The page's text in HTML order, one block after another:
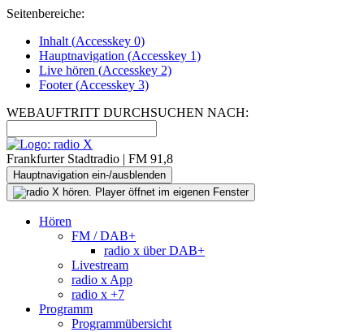
Seitenbereiche:
Inhalt (Accesskey 0)
Hauptnavigation (Accesskey 1)
Live hören (Accesskey 2)
Footer(Accesskey 3)
WEBAUFTRITT DURCHSUCHEN NACH:
Frankfurter Stadtradio | FM 91,8
Hauptnavigation ein-/ausblenden
Hören
FM / DAB+
radio x über DAB+
Livestream
radio x App
radio x +7
Programm
Programmübersicht